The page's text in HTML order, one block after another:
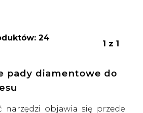
24
1 z 1
pady diamentowe do
narzędzi objawia się przede